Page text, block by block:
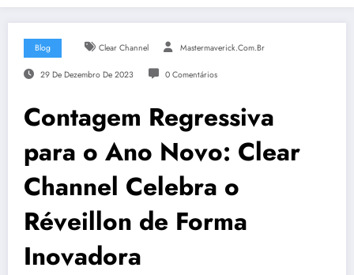
Blog Clear Channel Mastermaverick.com.br
29 De Dezembro De 2023 0 Comentários
Contagem Regressiva
para o Ano Novo: Clear
Channel Celebra o
Réveillon de Forma
Inovadora